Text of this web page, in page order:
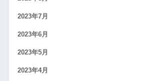
2023年7月
2023年6月
2023年5月
2023年4月